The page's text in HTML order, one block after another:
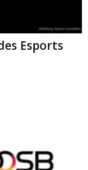
Esports